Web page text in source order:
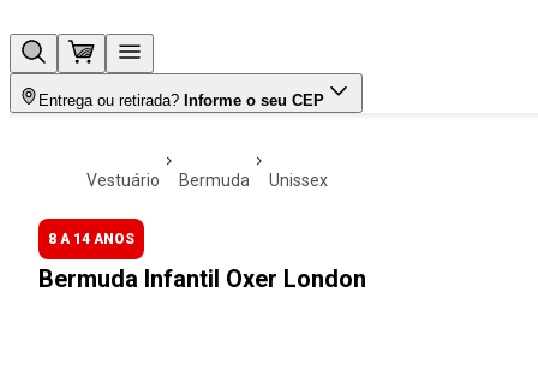
Entrega ou retirada? Informe o seu CEP
vestuário bermuda unissex
8 A 14 ANOS
Bermuda Infantil Oxer London